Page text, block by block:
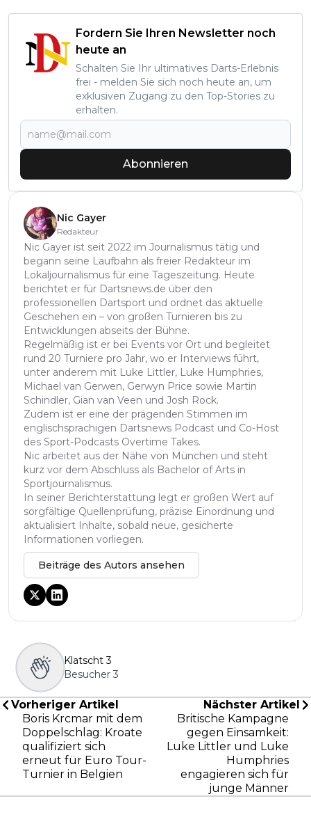
Fordern Sie Ihren Newsletter noch
heute an
Schalten Sie Ihr ultimatives Darts-Erlebnis
frei - melden Sie sich noch heute an, um
exklusiven Zugang zu den Top-Stories zu
erhalten.
Abonnieren
Nic Gayer
Redakteur
Nic Gayer ist seit 2022 im Journalismus tätig und
begann seine Laufbahn als freier Redakteur im
Lokaljournalismus für eine Tageszeitung. Heute
berichtet er für Dartsnews.de über den
professionellen Dartsport und ordnet das aktuelle
Geschehen ein – von großen Turnieren bis zu
Entwicklungen abseits der Bühne.
Regelmäßig ist er bei Events vor Ort und begleitet
rund 20 Turniere pro Jahr, wo er Interviews führt,
unter anderem mit Luke Littler, Luke Humphries,
Michael van Gerwen, Gerwyn Price sowie Martin
Schindler, Gian van Veen und Josh Rock.
Zudem ist er eine der prägenden Stimmen im
englischsprachigen Dartsnews Podcast und Co-Host
des Sport-Podcasts Overtime Takes.
Nic arbeitet aus der Nähe von München und steht
kurz vor dem Abschluss als Bachelor of Arts in
Sportjournalismus.
In seiner Berichterstattung legt er großen Wert auf
sorgfältige Quellenprüfung, präzise Einordnung und
aktualisiert Inhalte, sobald neue, gesicherte
Informationen vorliegen.
Beiträge des Autors ansehen
Klatscht 3
Besucher 3
Vorheriger Artikel
Boris Krcmar mit dem
Doppelschlag: Kroate
qualifiziert sich
erneut für Euro Tour-
Turnier in Belgien
Nächster Artikel
Britische Kampagne
gegen Einsamkeit:
Luke Littler und Luke
Humphries
engagieren sich für
junge Männer